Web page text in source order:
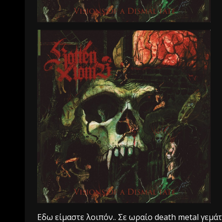
Eδω είμαστε λοιπόν.. Σε ωραίο death metal